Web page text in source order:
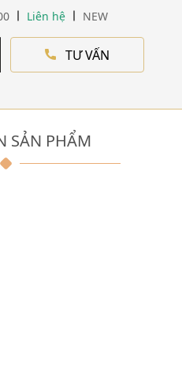
Liên hệ NEW
TƯ VẤN
SẢN PHẨM